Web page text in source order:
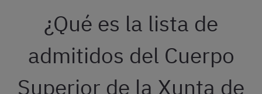
¿Qué es la lista de
admitidos del Cuerpo
Superior de la Xunta de